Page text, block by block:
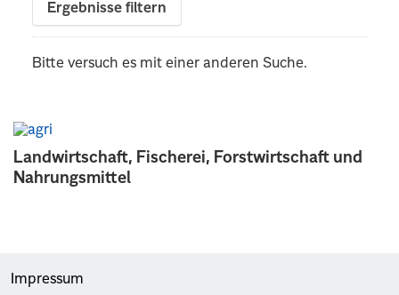
Landwirtschaft, Fischerei, Forstwirtschaft und
Nahrungsmittel
Ergebnisse filtern
Bitte versuch es mit einer anderen Suche.
Impressum